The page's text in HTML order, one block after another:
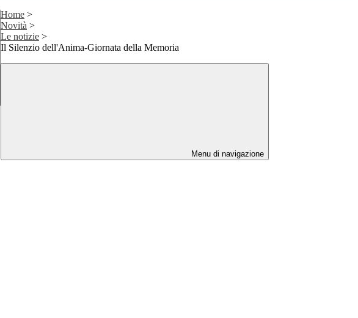
Home >
Novità >
Le notizie >
Il Silenzio dell'Anima-Giornata della Memoria
Menu di navigazione